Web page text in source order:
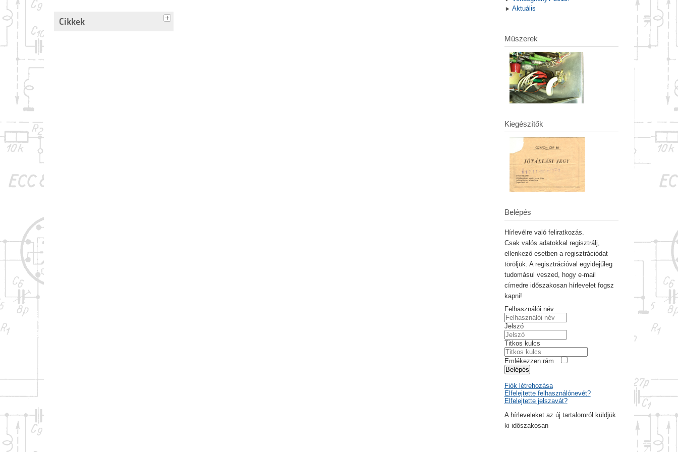
Cikkek
Aktuális
Műszerek
Kiegészítők
Belépés
Hírlevélre való feliratkozás.
Csak valós adatokkal regisztrálj,
ellenkező esetben a regisztrációdat
töröljük. A regisztrációval egyidejűleg
tudomásul veszed, hogy e-mail
címedre időszakosan hírlevelet fogsz
kapni!
Felhasználói név
Jelszó
Titkos kulcs
Emlékezzen rám
Belépés
Fiók létrehozása
Elfelejtette felhasználónevét?
Elfelejtette jelszavát?
A hírleveleket az új tartalomról küldjük
ki időszakosan